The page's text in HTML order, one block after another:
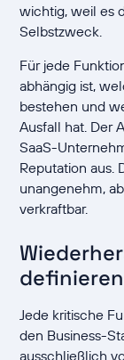
wichtig, weil es
Selbstzweck.
Für jede
abhängig ist,
bestehen und
Ausfall hat. Der
SaaS-
Reputation aus.
unangenehm,
verkraftbar.
definieren
Jede kritische
den Business-
ausschließlich